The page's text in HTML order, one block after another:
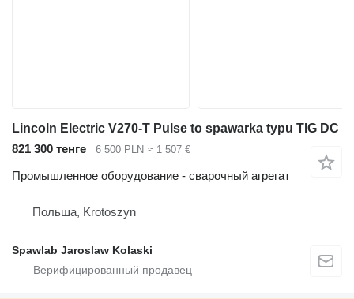
Lincoln Electric V270-T Pulse to spawarka typu TIG DC
821 300 тенге
6 500 PLN ≈ 1 507 €
Промышленное оборудование - сварочный агрегат
Польша, Krotoszyn
Spawlab Jaroslaw Kolaski